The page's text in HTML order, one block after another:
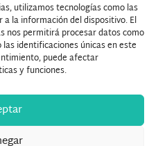
utilizamos tecnologías como las
la información del dispositivo. El
nos permitirá procesar datos como
identificaciones únicas en este
puede afectar
y funciones.